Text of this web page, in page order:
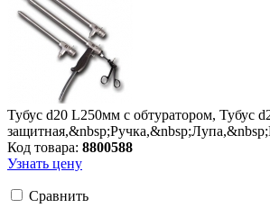
Тубус d20 L250мм с обтуратором, Тубус
Код товара: 8800588
Узнать цену
Сравнить